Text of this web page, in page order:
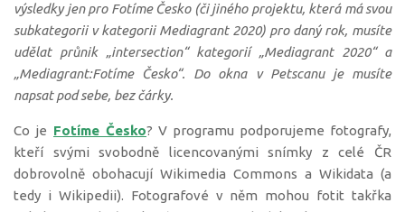
výsledky jen pro Fotíme Česko (či jiného projektu, která má svou
subkategorii v kategorii Mediagrant 2020) pro daný rok, musíte
udělat průnik „intersection“ kategorií „Mediagrant 2020“ a
„Mediagrant:Fotíme Česko“. Do okna v Petscanu je musíte
napsat pod sebe, bez čárky.
Co je Fotíme Česko? V programu podporujeme fotografy,
kteří svými svobodně licencovanými snímky z celé ČR
dobrovolně obohacují Wikimedia Commons a Wikidata (a
tedy i Wikipedii). Fotografové v něm mohou fotit takřka